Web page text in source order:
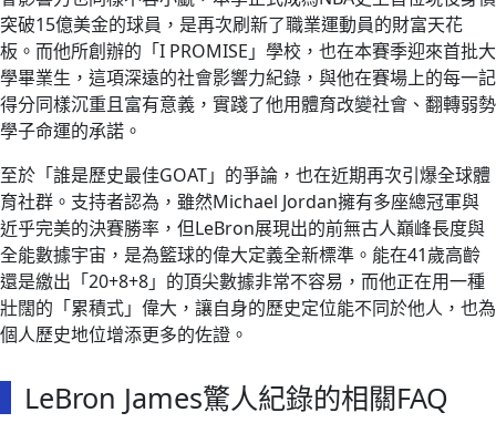
突破15億美金的球員，是再次刷新了職業運動員的財富天花
板。而他所創辦的「I PROMISE」學校，也在本賽季迎來首批大
學畢業生，這項深遠的社會影響力紀錄，與他在賽場上的每一記
得分同樣沉重且富有意義，實踐了他用體育改變社會、翻轉弱勢
學子命運的承諾。
至於「誰是歷史最佳GOAT」的爭論，也在近期再次引爆全球體
育社群。支持者認為，雖然Michael Jordan擁有多座總冠軍與
近乎完美的決賽勝率，但LeBron展現出的前無古人巔峰長度與
全能數據宇宙，是為籃球的偉大定義全新標準。能在41歲高齡
還是繳出「20+8+8」的頂尖數據非常不容易，而他正在用一種
壯闊的「累積式」偉大，讓自身的歷史定位能不同於他人，也為
個人歷史地位增添更多的佐證。
LeBron James驚人紀錄的相關FAQ